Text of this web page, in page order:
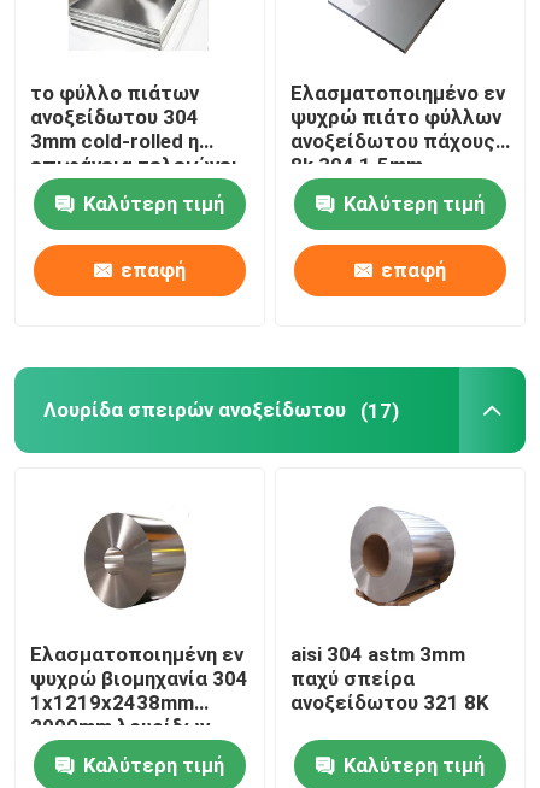
το φύλλο πιάτων
ανοξείδωτου 304
3mm cold-rolled η
επιφάνεια τελειώνει
1500 χιλ.
Καλύτερη τιμή
επαφή
Ελασματοποιημένο εν
ψυχρώ πιάτο φύλλων
ανοξείδωτου πάχους
8k 304 1.5mm
Καλύτερη τιμή
επαφή
Λουρίδα σπειρών ανοξείδωτου (17)
Ελασματοποιημένη εν
ψυχρώ βιομηχανία 304
1x1219x2438mm
2000mm λουρίδων
σπειρών ανοξείδωτου
HL
Καλύτερη τιμή
aisi 304 astm 3mm
παχύ σπείρα
ανοξείδωτου 321 8K
Καλύτερη τιμή